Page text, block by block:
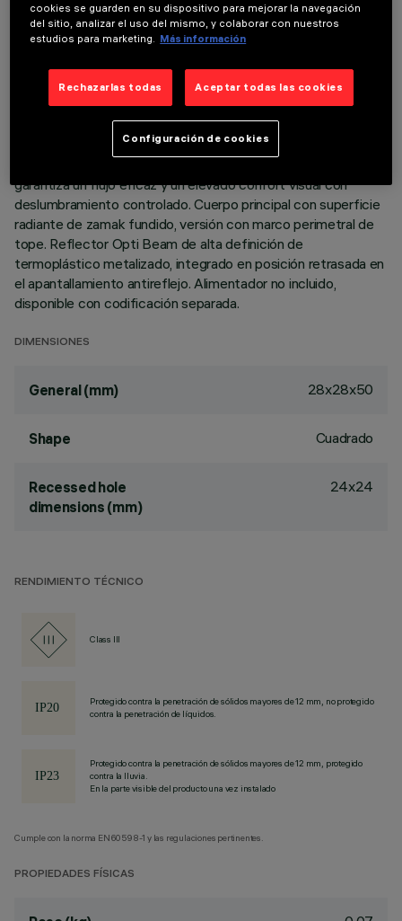
DATOS TÉCNICOS
ÚLTIMA ACTUALIZACIÓN: 05/08/2026
DESCRIPCIÓN
Luminaria miniaturizada empotrable cuadrada con un led -
óptica fija No obstante las dimensiones supercompactas del
garantiza un flujo eficaz y un elevado confort visual con
deslumbramiento controlado. Cuerpo principal con superficie
radiante de zamak fundido, versión con marco perimetral de
tope. Reflector Opti Beam de alta definición de
termoplástico metalizado, integrado en posición retrasada en
el apantallamiento antireflejo. Alimentador no incluido,
disponible con codificación separada.
DIMENSIONES
General (mm) 28x28x50
Shape Cuadrado
Recessed hole
dimensions (mm)
24x24
RENDIMIENTO TÉCNICO
Class III
Protegido contra la penetración de sólidos mayores de 12 mm, no protegido
contra la penetración de líquidos.
Protegido contra la penetración de sólidos mayores de 12 mm, protegido
contra la lluvia.
En la parte visible del producto una vez instalado
Cumple con la norma EN60598-1 y las regulaciones pertinentes.
PROPIEDADES FÍSICAS
cookies se guarden en su dispositivo para mejorar la navegación
del sitio, analizar el uso del mismo, y colaborar con nuestros
estudios para marketing. Más información
Rechazarlas todas Aceptar todas las cookies
Configuración de cookies